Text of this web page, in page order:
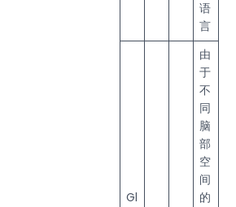
语
言
Gl
由
于
不
同
脑
部
空
间
的